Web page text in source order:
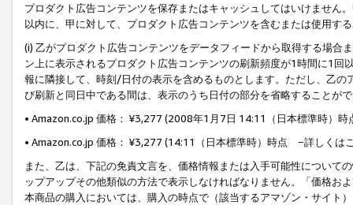
プロダクト広告コンテンツを保存またはキャッシュしてはいけません
以内に、甲に対して、プロダクト広告コンテンツを含むまたは使用す
(i) 乙がプロダクト広告コンテンツをデータフィードから取得する場合
ン上に表示されるプロダクト広告コンテンツの刷新頻度が1時間に1
報に隣接して、時刻/日付の表示を含めるものとします。ただし、乙
び刷新と同日中である間は、表示のうち日付の部分を省略することが
• Amazon.co.jp 価格： ¥3,277 (2008年1月7日 14:11（日本標準時）
• Amazon.co.jp 価格： ¥3,277 (14:11（日本標準時）時点 −詳しくは
また、乙は、下記の免責文言を、価格情報または入手可能性について
ップアップその他類似の方法で表示しなければなりません。「価格
本商品の購入においては、購入の時点で（該当するアマゾン・サイト